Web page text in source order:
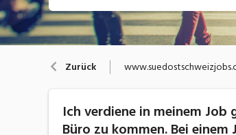
13 Fragen - 13 Antworten
Bewerbung / Rekrutierung
Zurück
Ich verdiene in meinem Job
Büro zu kommen. Bei